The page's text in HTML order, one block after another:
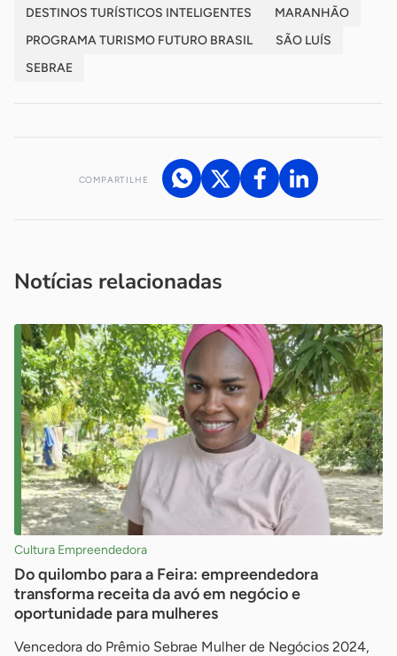
DESTINOS TURÍSTICOS INTELIGENTES
MARANHÃO
PROGRAMA TURISMO FUTURO BRASIL
SÃO LUÍS
SEBRAE
COMPARTILHE
Notícias relacionadas
Cultura Empreendedora
Do quilombo para a Feira: empreendedora
transforma receita da avó em negócio e
oportunidade para mulheres
Vencedora do Prêmio Sebrae Mulher de Negócios 2024,